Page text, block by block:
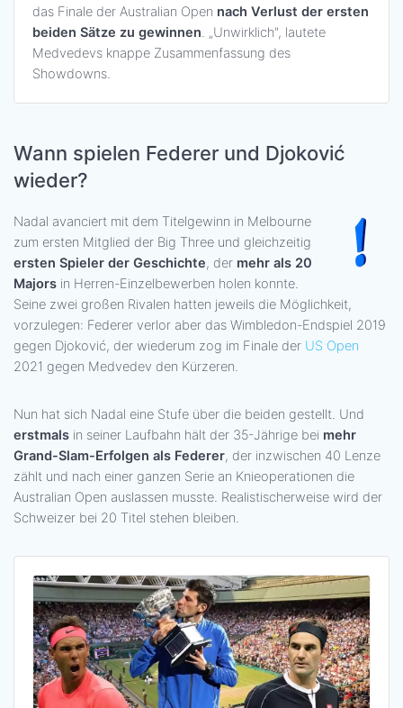
das Finale der Australian Open nach Verlust der ersten
beiden Sätze zu gewinnen. „Unwirklich", lautete
Medvedevs knappe Zusammenfassung des
Showdowns.
Wann spielen Federer und Djoković
wieder?
Nadal avanciert mit dem Titelgewinn in Melbourne
zum ersten Mitglied der Big Three und gleichzeitig
ersten Spieler der Geschichte, der mehr als 20
Majors in Herren-Einzelbewerben holen konnte.
Seine zwei großen Rivalen hatten jeweils die Möglichkeit,
vorzulegen: Federer verlor aber das Wimbledon-Endspiel 2019
gegen Djoković, der wiederum zog im Finale der US Open
2021 gegen Medvedev den Kürzeren.
Nun hat sich Nadal eine Stufe über die beiden gestellt. Und
erstmals in seiner Laufbahn hält der 35-Jährige bei mehr
Grand-Slam-Erfolgen als Federer, der inzwischen 40 Lenze
zählt und nach einer ganzen Serie an Knieoperationen die
Australian Open auslassen musste. Realistischerweise wird der
Schweizer bei 20 Titel stehen bleiben.